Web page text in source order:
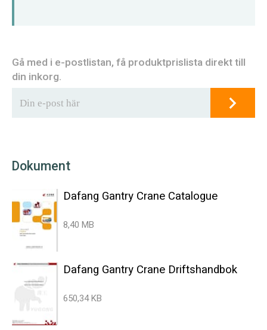
Gå med i e-postlistan, få produktprislista direkt till
din inkorg.
Dokument
Dafang Gantry Crane Catalogue
8,40 MB
Dafang Gantry Crane Driftshandbok
650,34 KB